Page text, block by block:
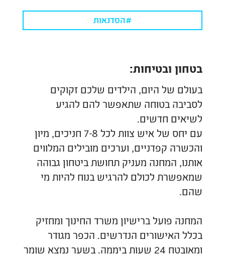
#הסדנאות
בטחון ובטיחות:
בעולם של היום, הילדים שלכם זקוקים
לסביבה בטוחה שתאפשר להם להגיע
לשיאים חדשים.
עם יחס של איש צוות לכל 7-8 חניכים, מיון
והכשרה קפדניים, וערכים מובילים המלווים
אותנו, המחנה מעניק תחושת ביטחון גבוהה
שמאפשרת לכולם להרגיש בנוח להיות מי
שהם.
המחנה פועל ברישיון משרד החינוך ומחזיק
בכלל האישורים הנדרשים. הכפר מגודר
ומאובטח 24 שעות ביממה. בשער נמצא שומר